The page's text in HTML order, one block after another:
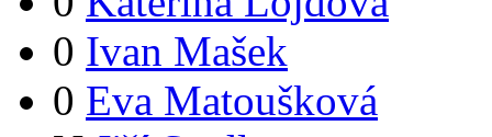
0 Ivan Mašek
0 Eva Matoušková